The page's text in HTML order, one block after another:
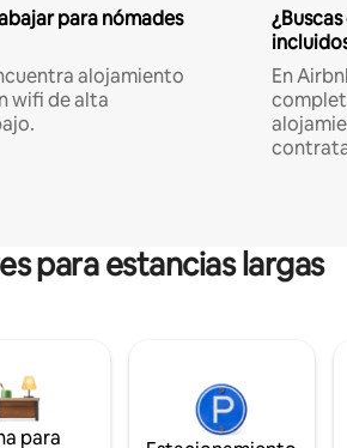
para nómades
alojamiento
wifi de alta
En
para estancias largas
para